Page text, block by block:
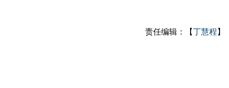
责任编辑：【丁慧程 】